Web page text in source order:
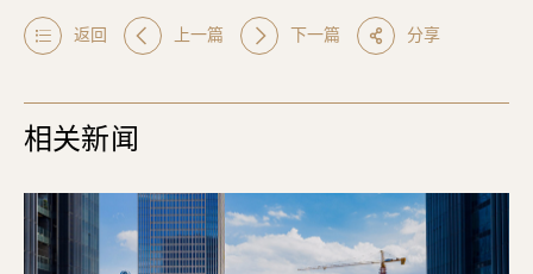
返回 上一篇 下一篇 分享
相关新闻